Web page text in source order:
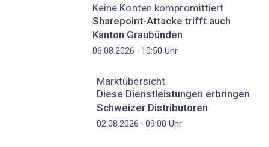
Keine Konten kompromittiert
Sharepoint-Attacke trifft auch
Kanton Graubünden
06.08.2026 - 10:50 Uhr
Marktübersicht
Diese Dienstleistungen erbringen
Schweizer Distributoren
02.08.2026 - 09:00 Uhr